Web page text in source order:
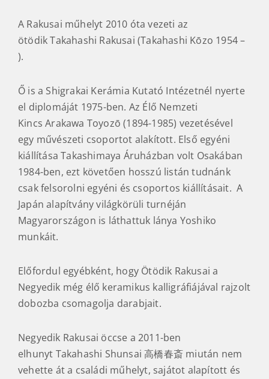
A Rakusai műhelyt 2010 óta vezeti az
ötödik Takahashi Rakusai (Takahashi Kōzo 1954 –
).
Ő is a Shigrakai Kerámia Kutató Intézetnél nyerte
el diplomáját 1975-ben. Az Élő Nemzeti
Kincs Arakawa Toyozō (1894-1985) vezetésével
egy művészeti csoportot alakított. Első egyéni
kiállítása Takashimaya Áruházban volt Osakában
1984-ben, ezt követően hosszú listán tudnánk
csak felsorolni egyéni és csoportos kiállításait. A
Japán alapítvány világkörüli turnéján
Magyarországon is láthattuk lánya Yoshiko
munkáit.
Előfordul egyébként, hogy Ötödik Rakusai a
Negyedik még élő keramikus kalligráfiájával rajzolt
dobozba csomagolja darabjait.
Negyedik Rakusai öccse a 2011-ben
elhunyt Takahashi Shunsai 高橋春斎 miután nem
vehette át a családi műhelyt, sajátot alapított és